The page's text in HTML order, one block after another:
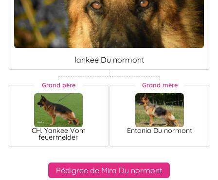
Iankee Du normont
Grand père
CH. Yankee Vom
feuermelder
Grand mère
Entonia Du normont
Pédigree de Mira Du normont